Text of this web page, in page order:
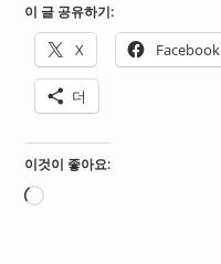
이 글 공유하기:
X Facebook
더
이것이 좋아요:
로